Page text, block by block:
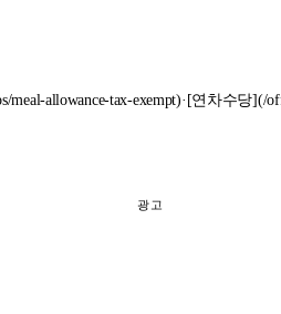
allowance-tax-exempt)·[연차수당](/
광고